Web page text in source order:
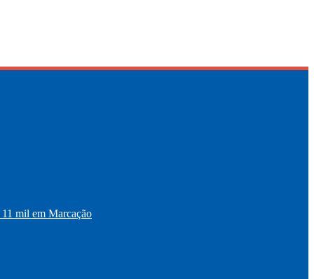
mil em Marcação